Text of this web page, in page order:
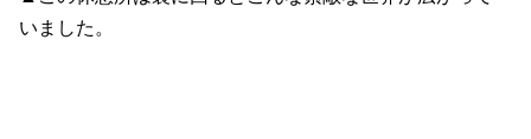
いました。